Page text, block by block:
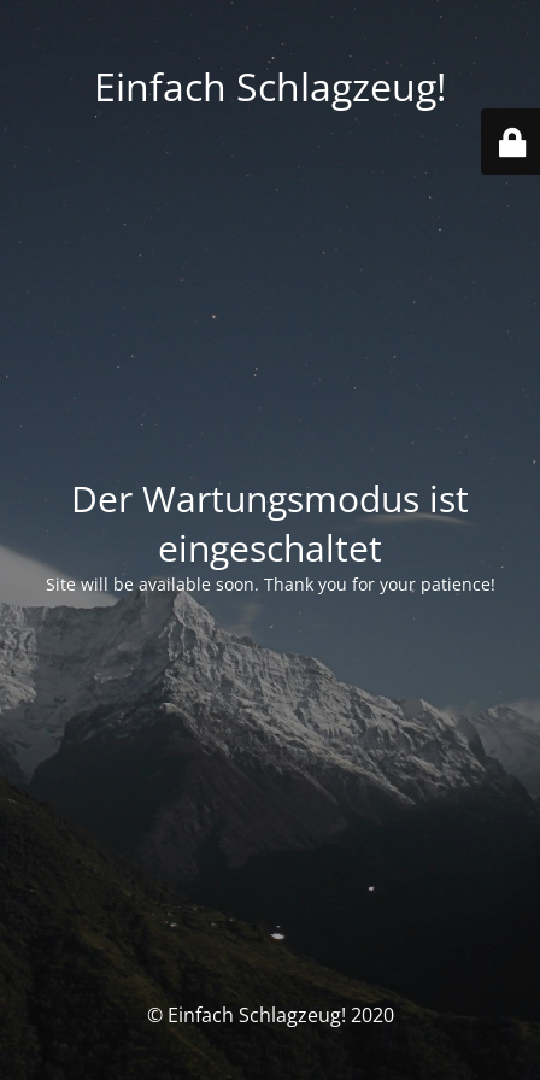
Einfach Schlagzeug!
Der Wartungsmodus ist
eingeschaltet
Site will be available soon. Thank you for your patience!
© Einfach Schlagzeug! 2020